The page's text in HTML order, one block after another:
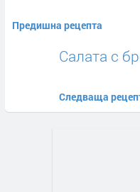
Предишна рецепта
Салата с
Следваща